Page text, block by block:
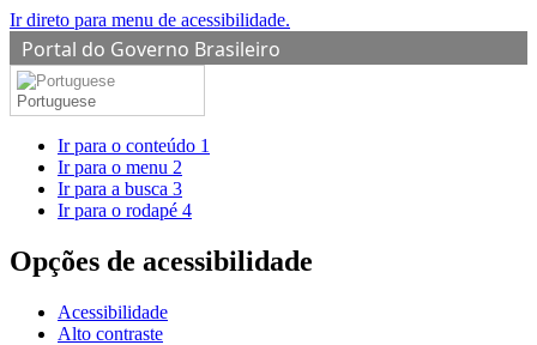
Ir direto para menu de acessibilidade.
Portal do Governo Brasileiro
Portuguese
Ir para o conteúdo 1
Ir para o menu 2
Ir para a busca 3
Ir para o rodapé 4
Opções de acessibilidade
Acessibilidade
Alto contraste